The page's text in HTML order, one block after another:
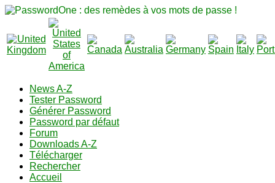
News A-Z
Tester Password
Générer Password
Password par défaut
Forum
Downloads A-Z
Télécharger
Rechercher
Accueil